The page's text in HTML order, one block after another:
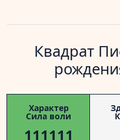
Квадрат
Характер
Сила воли
111111